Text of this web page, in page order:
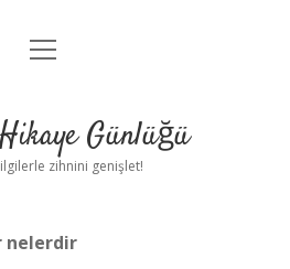
Anasayfa
Uyarı
menüyü
Günlüğü
zihnini genişlet!
nelerdir